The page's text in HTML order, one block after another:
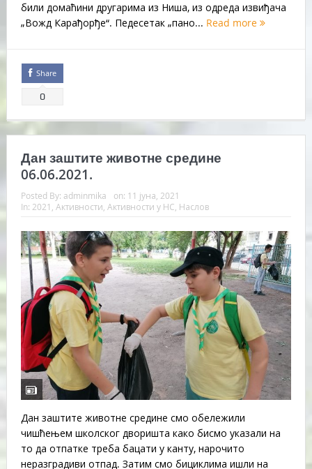
били домаћини другарима из Ниша, из одреда извиђача
„Вожд Карађорђе“. Педесетак „пано... Read more
Share
0
Дан заштите животне средине
06.06.2021.
Posted By: adminmika on: 11 јуна, 2021
In: 2021 Активности Активности у НС Наслов
Дан заштите животне средине смо обележили
чишћењем школског дворишта како бисмо указали на
то да отпатке треба бацати у канту, нарочито
неразградиви отпад. Затим смо бициклима ишли на